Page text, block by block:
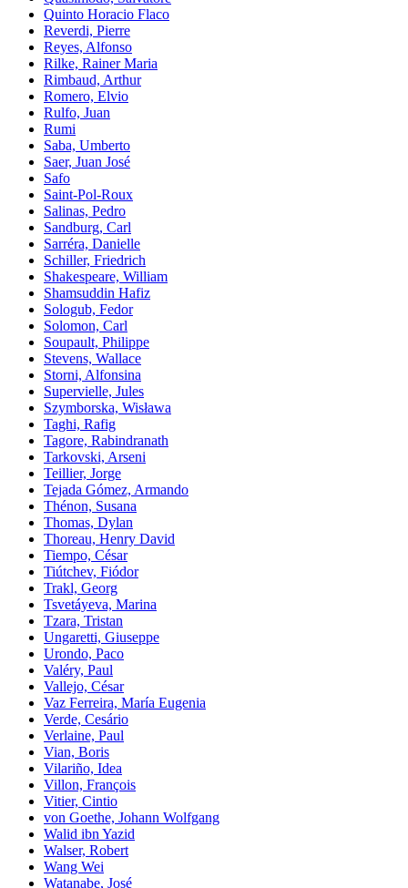
Quinto Horacio Flaco
Reverdi, Pierre
Reyes, Alfonso
Rilke, Rainer Maria
Rimbaud, Arthur
Romero, Elvio
Rulfo, Juan
Rumi
Saba, Umberto
Saer, Juan José
Safo
Saint-Pol-Roux
Salinas, Pedro
Sandburg, Carl
Sarréra, Danielle
Schiller, Friedrich
Shakespeare, William
Shamsuddin Hafiz
Sologub, Fedor
Solomon, Carl
Soupault, Philippe
Stevens, Wallace
Storni, Alfonsina
Supervielle, Jules
Szymborska, Wisława
Taghi, Rafig
Tagore, Rabindranath
Tarkovski, Arseni
Teillier, Jorge
Tejada Gómez, Armando
Thénon, Susana
Thomas, Dylan
Thoreau, Henry David
Tiempo, César
Tiútchev, Fiódor
Trakl, Georg
Tsvetáyeva, Marina
Tzara, Tristan
Ungaretti, Giuseppe
Urondo, Paco
Valéry, Paul
Vallejo, César
Vaz Ferreira, María Eugenia
Verde, Cesário
Verlaine, Paul
Vian, Boris
Vilariño, Idea
Villon, François
Vitier, Cintio
von Goethe, Johann Wolfgang
Walid ibn Yazid
Walser, Robert
Wang Wei
Watanabe, José